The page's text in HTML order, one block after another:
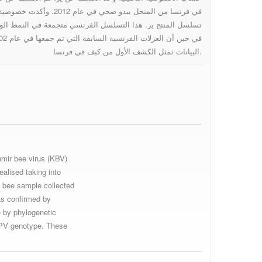
ارتباطا وثيقا
Kashmir bee virus
في فرنسا من المنحل يبدو صحي في عام 2012. وأكدت خصوصية الاشعال من قبل
تسلسل المنتج ير. هذا التسلسل الفرنسي متجمعة في النمط
في حين أن العزلات الفرنسية السابقة التي تم جمعها في عام 2002 تنتمي إلى النمط الوراثي إابف. هذه
البيانات تمثل الكشف الأول من كبف في فرنسا.
bee virus (KBV)
taking into
sample collected
confirmed by
phylogenetic
genotype. These